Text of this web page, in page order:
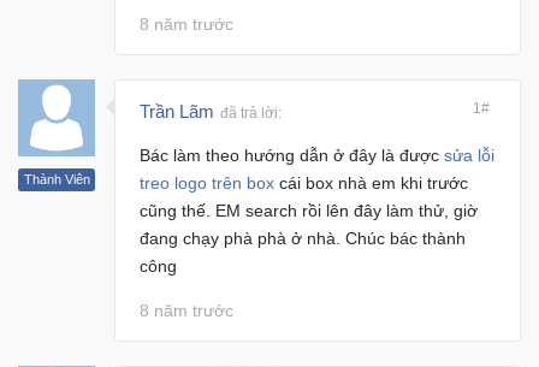
Kiện
Công
Nghệ
8 năm trước
Thành Viên
Trần Lãm đã trả lời: 1#
Bác làm theo hướng dẫn ở đây là được sửa lỗi
treo logo trên box cái box nhà em khi trước
cũng thế. EM search rồi lên đây làm thử, giờ
đang chạy phà phà ở nhà. Chúc bác thành
công
8 năm trước